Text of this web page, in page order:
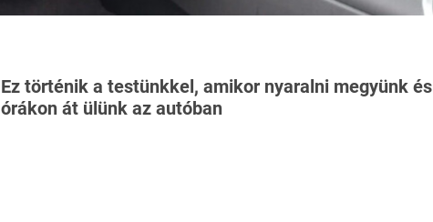
Ez történik a testünkkel, amikor nyaralni megyünk és
órákon át ülünk az autóban